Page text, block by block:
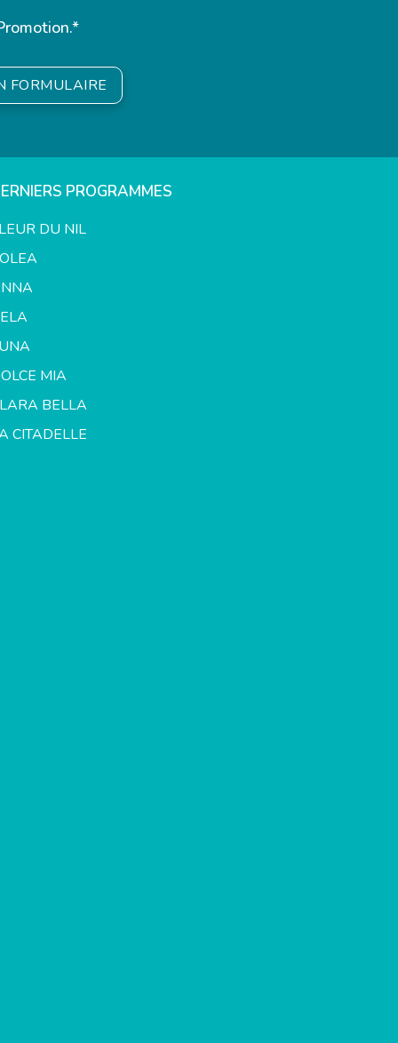
FORMULAIRE
PROGRAMMES
DU NIL
MIA
BELLA
CITADELLE